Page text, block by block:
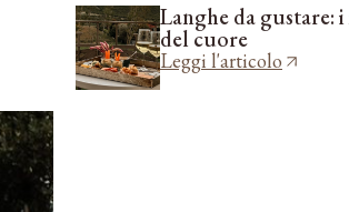
Langhe da gustare:
del cuore
Leggi l'articolo